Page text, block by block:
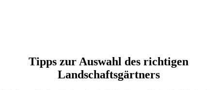
Tipps zur Auswahl des richtigen
Landschaftsgärtners